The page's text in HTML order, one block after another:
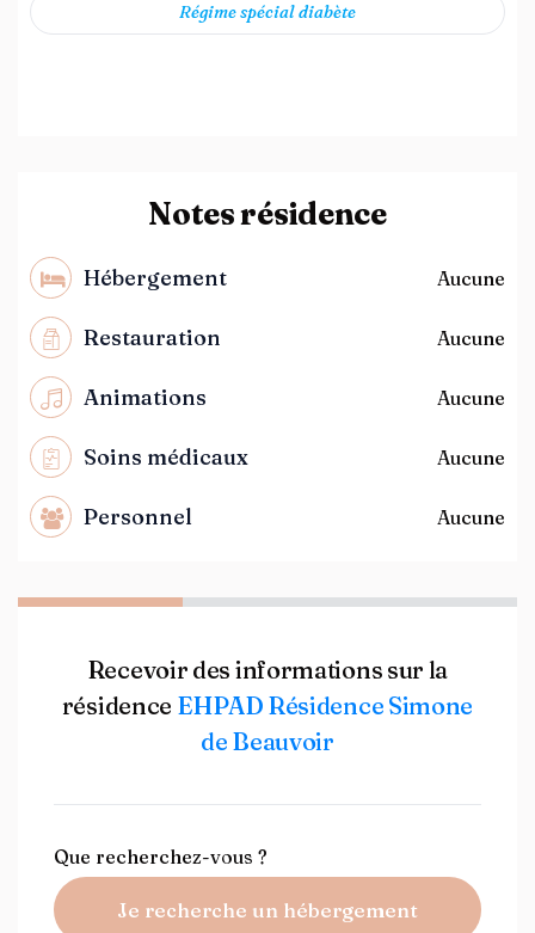
Régime spécial diabète
Notes résidence
Hébergement Aucune
Restauration Aucune
Animations Aucune
Soins médicaux Aucune
Personnel Aucune
Recevoir des informations sur la
résidence EHPAD Résidence Simone
de Beauvoir
Que recherchez-vous ?
Je recherche un hébergement